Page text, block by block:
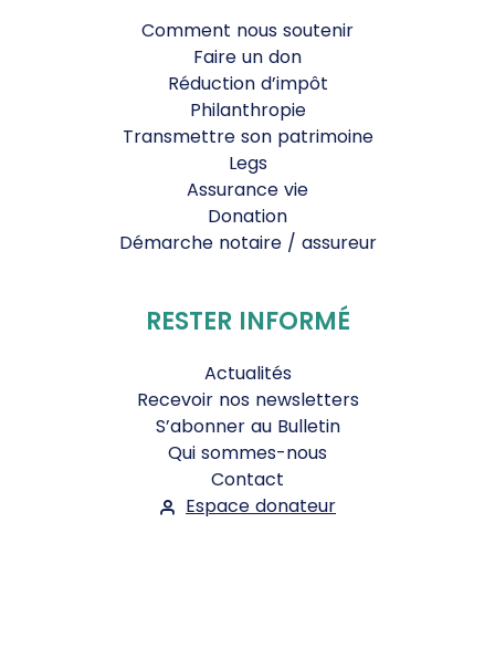
Comment nous soutenir
Faire un don
Réduction d’impôt
Philanthropie
Transmettre son patrimoine
Legs
Assurance vie
Donation
Démarche notaire / assureur
RESTER INFORMÉ
Actualités
Recevoir nos newsletters
S’abonner au Bulletin
Qui sommes-nous
Contact
Espace donateur